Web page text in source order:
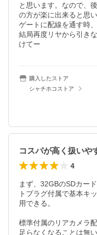
と思います。なので、
の方が楽に出来ると思
ゲートに配線を通す時
結局再度リヤから引き
けてー
購入したストア
シャチホコストア
4
まず、32GBのSDカー
トプラグ付属で基本キ
用できる。
標準付属のリアカメラ
足らなくなることは無い